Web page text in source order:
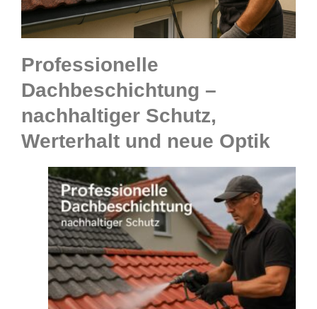
Professionelle
Dachbeschichtung –
nachhaltiger Schutz,
Werterhalt und neue Optik